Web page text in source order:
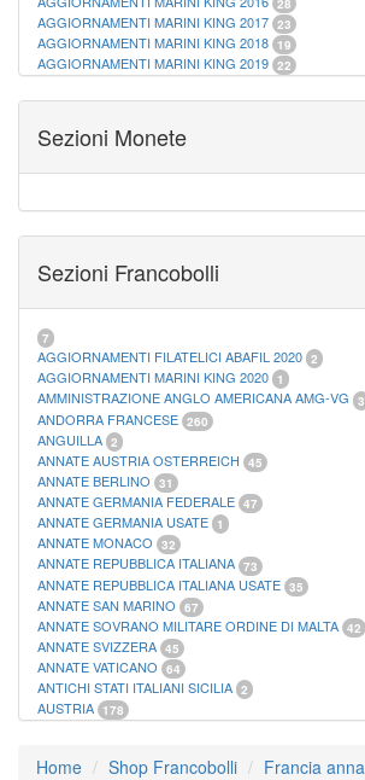
28
AGGIORNAMENTI MARINI KING 2017 23
AGGIORNAMENTI MARINI KING 2018 19
AGGIORNAMENTI MARINI KING 2019 22
ALBUM PER CARTAMONETA 1
CARTELLE FILATELICHE MARINI
21
FOGLI FILATELICI VATICANO 37
FOGLI MARINI PERIODI SEPARATI VATICANO
MATERIALE FILATELICO MARINI 33
RACCOGLITORI XL
Sezioni Monete
Sezioni Francobolli
7
AGGIORNAMENTI FILATELICI ABAFIL 2020 2
AGGIORNAMENTI MARINI KING 2020 1
AMMINISTRAZIONE ANGLO AMERICANA AMG-VG 3
ANDORRA FRANCESE 260
ANGUILLA 2
ANNATE AUSTRIA OSTERREICH 45
ANNATE BERLINO 31
ANNATE GERMANIA FEDERALE 47
ANNATE GERMANIA USATE 1
ANNATE MONACO 32
ANNATE REPUBBLICA ITALIANA 73
ANNATE REPUBBLICA ITALIANA USATE 35
ANNATE SAN MARINO 67
ANNATE SOVRANO MILITARE ORDINE DI MALTA 42
ANNATE SVIZZERA 45
ANNATE VATICANO 64
ANTICHI STATI ITALIANI SICILIA 2
AUSTRIA 178
CASTELROSSO 10
Home Shop Francobolli
Francia